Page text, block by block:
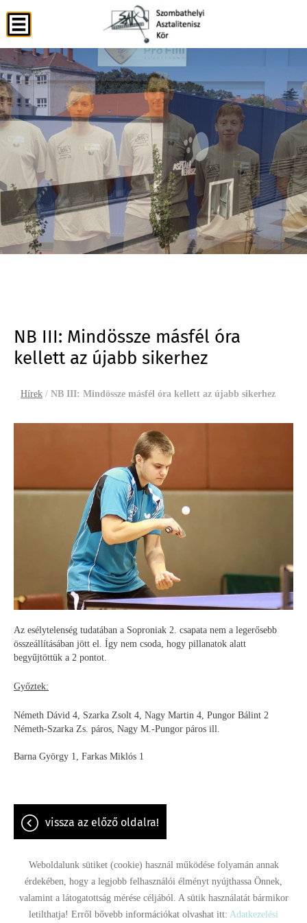
NB III: Mindössze másfél óra
kellett az újabb sikerhez
Hírek / NB III: Mindössze másfél óra kellett az újabb sikerhez
Az esélytelenség tudatában a Soproniak 2. csapata nem a legerősebb
összeállításában jött el. Így nem csoda, hogy pillanatok alatt
begyűjtöttük a 2 pontot.
Győztek:
Németh Dávid 4, Szarka Zsolt 4, Nagy Martin 4, Pungor Bálint 2
Németh-Szarka Zs. páros, Nagy M.-Pungor páros ill.
Barna György 1, Farkas Miklós 1
vissza az előző oldalra!
Oldal információk Adatkezelési tájékoztató Impresszum
Weboldalunk sütiket (cookie) használ működése folyamán annak
érdekében, hogy a legjobb felhasználói élményt nyújthassa Önnek,
valamint a látogatottság mérése céljából. A sütik használatát bármikor
letilthatja! Erről bővebb információkat olvashat itt: Adatkezelési